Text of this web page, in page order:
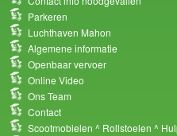
Parkeren
Luchthaven Mahon
Algemene informatie
Openbaar vervoer
Online Video
Ons Team
Contact
Scootmobielen ^ Rollstoelen ^